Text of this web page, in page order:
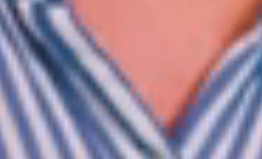
Servicios de Posicionamiento
🚀Posicionamiento Web SEO con IA
📍
SEO Local & Google My Business
💻Diseño Web de Alto Impacto
📊
Pauta Digital & Google Ads
Sedes & Cobertura Internacional
🇨🇴Colombia (Bogotá, Medellín, Cali, Armenia)